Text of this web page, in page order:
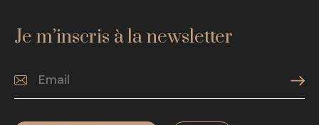
Je m’inscris à la newsletter